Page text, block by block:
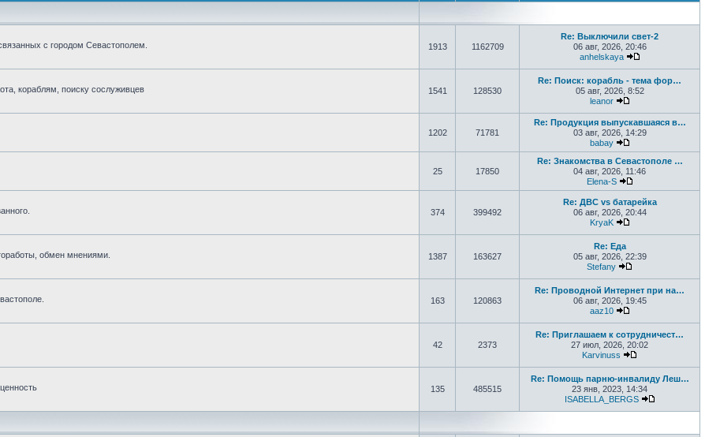
с городом Севастополем.
1913 1162709
Re: Выключили свет-2
06 авг, 2026, 20:46
anhelskaya
кораблям, поиску сослуживцев
1541 128530
Re: Поиск: корабль - тема фор…
05 авг, 2026, 8:52
leanor
1202 71781
Re: Продукция выпускавшаяся в…
03 авг, 2026, 14:29
babay
Перейти к
25 17850
Re: Знакомства в Севастополе …
04 авг, 2026, 11:46
Elena-S
Перейти к
374 399492
Re: ДВС vs батарейка
06 авг, 2026, 20:44
KryaK
обмен мнениями.
1387 163627
Re: Еда
05 авг, 2026, 22:39
Stefany
163 120863
Re: Проводной Интернет при на…
06 авг, 2026, 19:45
aaz10
42 2373
Re: Приглашаем к сотрудничест…
27 июл, 2026, 20:02
Karvinuss
135 485515
Re: Помощь парню-инвалиду Леш…
23 янв, 2023, 14:34
ISABELLA_BERGS